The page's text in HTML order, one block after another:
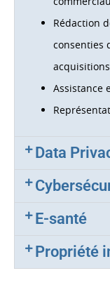
Rédaction
consenties
acquisitions
Assistance
Data
E-santé
Propriété